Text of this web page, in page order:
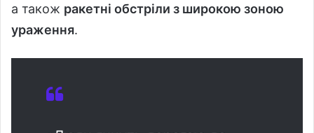
а також ракетні обстріли з широкою зоною
ураження.